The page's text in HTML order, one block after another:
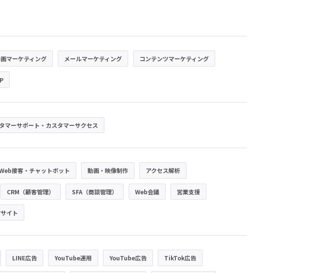
マーケティング メールマーケティング コンテンツマーケティング
マーサポート・カスタマーサクセス
接客・チャットボット 動画・映像制作 アクセス解析
CRM（顧客管理） SFA（商談管理） Web会議 営業支援
イト
LINE広告 YouTube運用 YouTube広告 TikTok広告